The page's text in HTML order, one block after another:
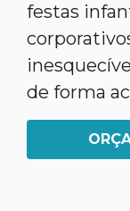
festas
de forma